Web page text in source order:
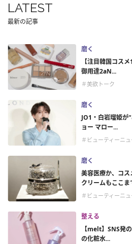
LATEST
最新の記事
磨く
【注目韓国コス
御用達2aN...
＃美欲トーク
磨く
JO1・白岩瑠姫
ョー マロー...
＃ビューティーニュ
磨く
美容医療か、コ
クリームもここま
＃ビューティーニュ
整える
【melt】SNS発
の化粧水...